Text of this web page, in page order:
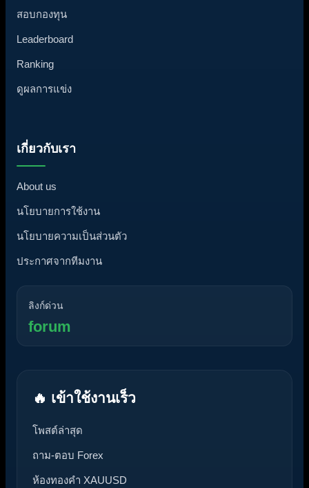
สอบกองทุน
Leaderboard
Ranking
ดูผลการแข่ง
เกี่ยวกับเรา
About us
นโยบายการใช้งาน
นโยบายความเป็นส่วนตัว
ประกาศจากทีมงาน
ลิงก์ด่วน
forum
🔥 เข้าใช้งานเร็ว
โพสต์ล่าสุด
ถาม-ตอบ Forex
ห้องทองคำ XAUUSD